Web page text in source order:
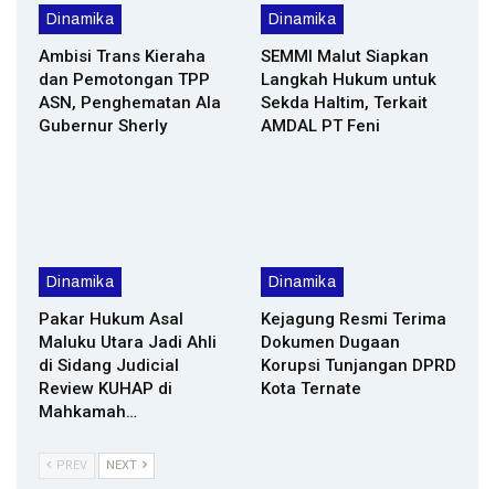
Dinamika
Ambisi Trans Kieraha
dan Pemotongan TPP
ASN, Penghematan Ala
Gubernur Sherly
Dinamika
SEMMI Malut Siapkan
Langkah Hukum untuk
Sekda Haltim, Terkait
AMDAL PT Feni
Dinamika
Pakar Hukum Asal
Maluku Utara Jadi Ahli
di Sidang Judicial
Review KUHAP di
Mahkamah…
Dinamika
Kejagung Resmi Terima
Dokumen Dugaan
Korupsi Tunjangan DPRD
Kota Ternate
PREV NEXT